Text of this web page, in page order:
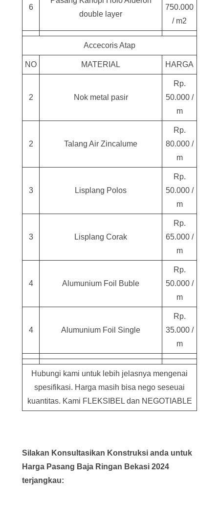
6
double layer
750.000
/ m2
Accecoris Atap
NO MATERIAL HARGA
2 Nok metal pasir
Rp.
50.000 /
m
2 Talang Air Zincalume
Rp.
80.000 /
m
3 Lisplang Polos
Rp.
50.000 /
m
3 Lisplang Corak
Rp.
65.000 /
m
4 Alumunium Foil Buble
Rp.
50.000 /
m
4 Alumunium Foil Single
Rp.
35.000 /
m
Hubungi kami untuk lebih jelasnya mengenai
spesifikasi. Harga masih bisa nego seseuai
kuantitas. Kami FLEKSIBEL dan NEGOTIABLE
Silakan Konsultasikan Konstruksi anda untuk
Harga Pasang Baja Ringan Bekasi 2024
terjangkau: